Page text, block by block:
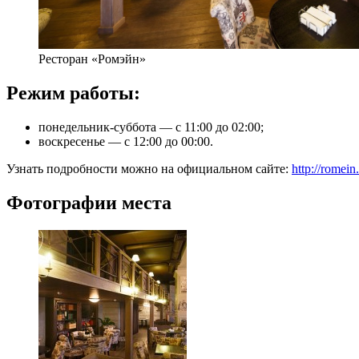
Ресторан «Ромэйн»
Режим работы:
понедельник-суббота — с 11:00 до 02:00;
воскресенье — с 12:00 до 00:00.
Узнать подробности можно на официальном сайте: http://
Фотографии места